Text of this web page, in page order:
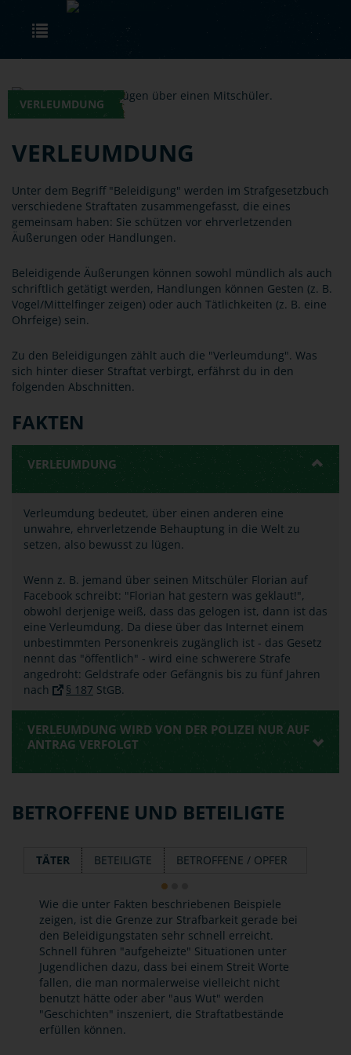
Skip to main content
VERLEUMDUNG
VERLEUMDUNG
Unter dem Begriff "Beleidigung" werden im Strafgesetzbuch
verschiedene Straftaten zusammengefasst, die eines
gemeinsam haben: Sie schützen vor ehrverletzenden
Äußerungen oder Handlungen.
Beleidigende Äußerungen können sowohl mündlich als auch
schriftlich getätigt werden, Handlungen können Gesten (z. B.
Vogel/Mittelfinger zeigen) oder auch Tätlichkeiten (z. B. eine
Ohrfeige) sein.
Zu den Beleidigungen zählt auch die "Verleumdung". Was
sich hinter dieser Straftat verbirgt, erfährst du in den
folgenden Abschnitten.
FAKTEN
VERLEUMDUNG
Verleumdung bedeutet, über einen anderen eine
unwahre, ehrverletzende Behauptung in die Welt zu
setzen, also bewusst zu lügen.
Wenn z. B. jemand über seinen Mitschüler Florian auf
Facebook schreibt: "Florian hat gestern was geklaut!",
obwohl derjenige weiß, dass das gelogen ist, dann ist das
eine Verleumdung. Da diese über das Internet einem
unbestimmten Personenkreis zugänglich ist - das Gesetz
nennt das "öffentlich" - wird eine schwerere Strafe
angedroht: Geldstrafe oder Gefängnis bis zu fünf Jahren
nach
§ 187 StGB.
VERLEUMDUNG WIRD VON DER POLIZEI NUR AUF
ANTRAG VERFOLGT
BETROFFENE UND BETEILIGTE
TÄTER BETEILIGTE BETROFFENE / OPFER
Wie die unter Fakten beschriebenen Beispiele
zeigen, ist die Grenze zur Strafbarkeit gerade bei
den Beleidigungstaten sehr schnell erreicht.
Schnell führen "aufgeheizte" Situationen unter
Jugendlichen dazu, dass bei einem Streit Worte
fallen, die man normalerweise vielleicht nicht
benutzt hätte oder aber "aus Wut" werden
"Geschichten" inszeniert, die Straftatbestände
erfüllen können.